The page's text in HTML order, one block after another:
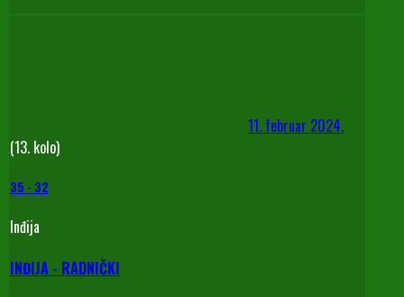
11. februar 2024.
(13. kolo)
35 - 32
Inđija
INĐIJA - RADNIČKI